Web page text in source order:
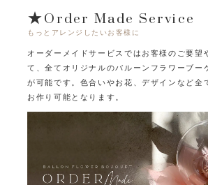
★Order Made Service
もっとアレンジしたいお客様に
オーダーメイドサービスではお客様のご要望
て、全てオリジナルのバルーンフラワーブー
が可能です。 色合いやお花、デザインなど全
お作り可能となります。